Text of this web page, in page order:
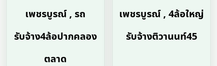
เพชรบูรณ์ , รถ
รับจ้าง4ล้อปากคลอง
ตลาด
เพชรบูรณ์ , 4ล้อใหญ่
รับจ้างติวานนท์45